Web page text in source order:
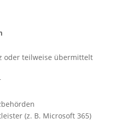
oder teilweise übermittelt
(z. B. Microsoft 365)